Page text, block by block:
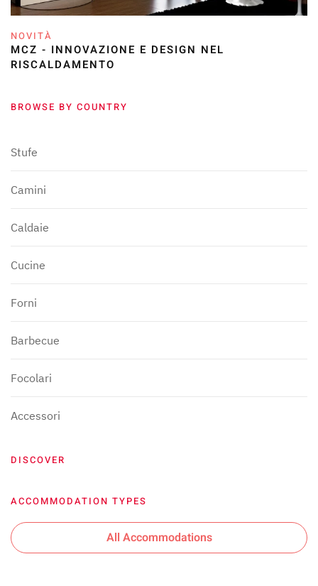
NOVITÀ
MCZ - INNOVAZIONE E DESIGN NEL
RISCALDAMENTO
BROWSE BY COUNTRY
Stufe
Camini
Caldaie
Cucine
Forni
Barbecue
Focolari
Accessori
DISCOVER
ACCOMMODATION TYPES
All Accommodations